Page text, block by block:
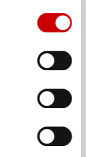
Genom
Läs
W-30
i getskinn/nylon